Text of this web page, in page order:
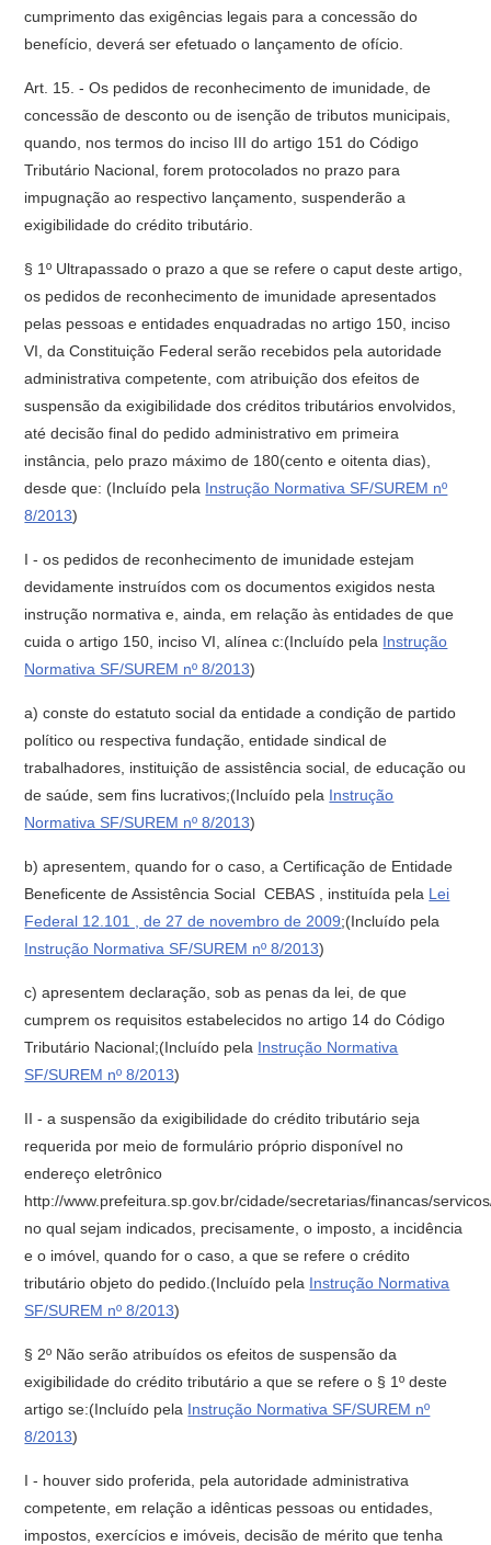
cumprimento das exigências legais para a concessão do
benefício, deverá ser efetuado o lançamento de ofício.
Art. 15. - Os pedidos de reconhecimento de imunidade, de
concessão de desconto ou de isenção de tributos municipais,
quando, nos termos do inciso III do artigo 151 do Código
Tributário Nacional, forem protocolados no prazo para
impugnação ao respectivo lançamento, suspenderão a
exigibilidade do crédito tributário.
§ 1º Ultrapassado o prazo a que se refere o caput deste artigo,
os pedidos de reconhecimento de imunidade apresentados
pelas pessoas e entidades enquadradas no artigo 150, inciso
VI, da Constituição Federal serão recebidos pela autoridade
administrativa competente, com atribuição dos efeitos de
suspensão da exigibilidade dos créditos tributários envolvidos,
até decisão final do pedido administrativo em primeira
instância, pelo prazo máximo de 180(cento e oitenta dias),
desde que: (Incluído pela Instrução Normativa SF/SUREM nº
8/2013)
I - os pedidos de reconhecimento de imunidade estejam
devidamente instruídos com os documentos exigidos nesta
instrução normativa e, ainda, em relação às entidades de que
cuida o artigo 150, inciso VI, alínea c:(Incluído pela Instrução
Normativa SF/SUREM nº 8/2013)
a) conste do estatuto social da entidade a condição de partido
político ou respectiva fundação, entidade sindical de
trabalhadores, instituição de assistência social, de educação ou
de saúde, sem fins lucrativos;(Incluído pela Instrução
Normativa SF/SUREM nº 8/2013)
b) apresentem, quando for o caso, a Certificação de Entidade
Beneficente de Assistência Social  CEBAS , instituída pela Lei
Federal 12.101 , de 27 de novembro de 2009;(Incluído pela
Instrução Normativa SF/SUREM nº 8/2013)
c) apresentem declaração, sob as penas da lei, de que
cumprem os requisitos estabelecidos no artigo 14 do Código
Tributário Nacional;(Incluído pela Instrução Normativa
SF/SUREM nº 8/2013)
II - a suspensão da exigibilidade do crédito tributário seja
requerida por meio de formulário próprio disponível no
endereço eletrônico
http://www.prefeitura.sp.gov.br/cidade/secretarias/financas/
no qual sejam indicados, precisamente, o imposto, a incidência
e o imóvel, quando for o caso, a que se refere o crédito
tributário objeto do pedido.(Incluído pela Instrução Normativa
SF/SUREM nº 8/2013)
§ 2º Não serão atribuídos os efeitos de suspensão da
exigibilidade do crédito tributário a que se refere o § 1º deste
artigo se:(Incluído pela Instrução Normativa SF/SUREM nº
8/2013)
I - houver sido proferida, pela autoridade administrativa
competente, em relação a idênticas pessoas ou entidades,
impostos, exercícios e imóveis, decisão de mérito que tenha